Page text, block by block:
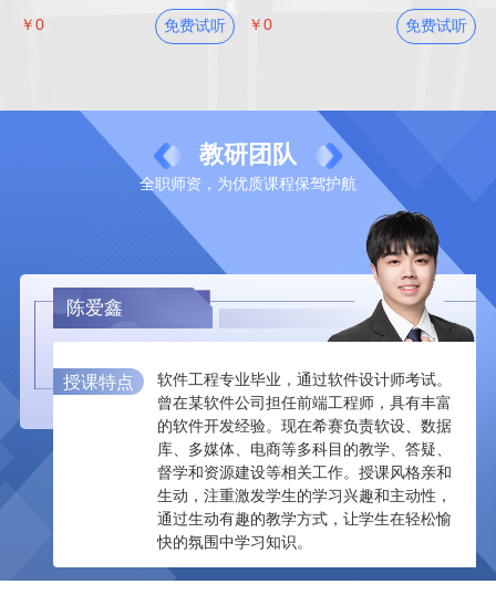
￥0 免费试听 ￥0 免费试听
教研团队
全职师资，为优质课程保驾护航
陈爱鑫
授课特点
软件工程专业毕业，通过软件设计师考试。
曾在某软件公司担任前端工程师，具有丰富
的软件开发经验。现在希赛负责软设、数据
库、多媒体、电商等多科目的教学、答疑、
督学和资源建设等相关工作。授课风格亲和
生动，注重激发学生的学习兴趣和主动性，
通过生动有趣的教学方式，让学生在轻松愉
快的氛围中学习知识。